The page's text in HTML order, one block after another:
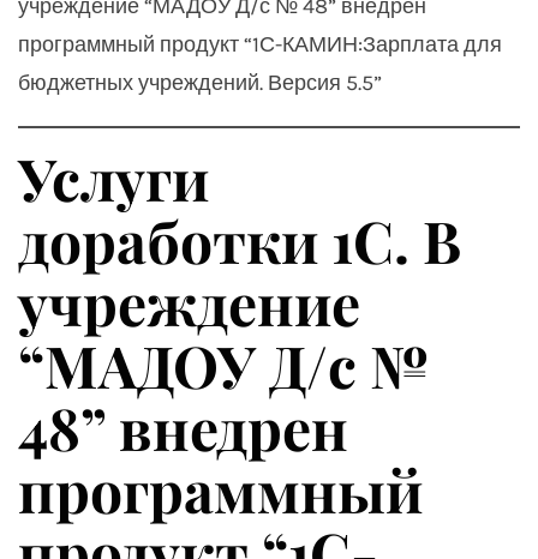
учреждение “МАДОУ Д/с № 48” внедрен
программный продукт “1С-КАМИН:Зарплата для
бюджетных учреждений. Версия 5.5”
Услуги
доработки 1С. В
учреждение
“МАДОУ Д/с №
48” внедрен
программный